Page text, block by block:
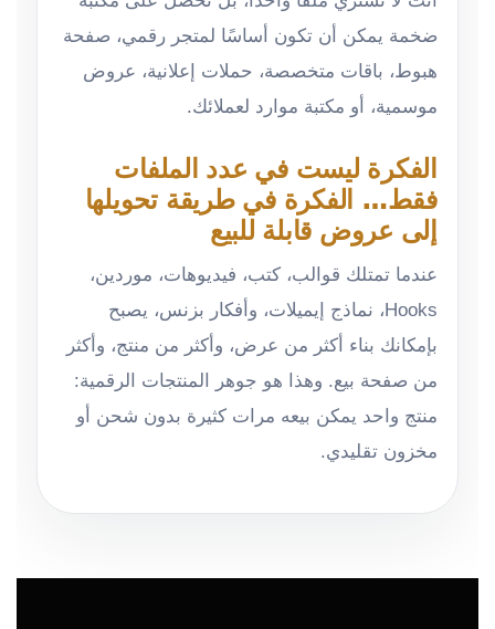
ضخمة يمكن أن تكون أساسًا لمتجر رقمي، صفحة
هبوط، باقات متخصصة، حملات إعلانية، عروض
موسمية، أو مكتبة موارد لعملائك.
الفكرة ليست في عدد الملفات
فقط… الفكرة في طريقة تحويلها
إلى عروض قابلة للبيع
عندما تمتلك قوالب، كتب، فيديوهات، موردين،
Hooks، نماذج إيميلات، وأفكار بزنس، يصبح
بإمكانك بناء أكثر من عرض، وأكثر من منتج، وأكثر
من صفحة بيع. وهذا هو جوهر المنتجات الرقمية:
منتج واحد يمكن بيعه مرات كثيرة بدون شحن أو
مخزون تقليدي.